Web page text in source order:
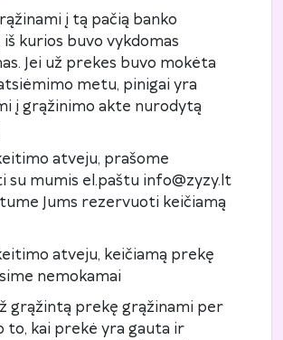
į tą pačią banko
iš kurios buvo vykdomas
Jei už prekes buvo mokėta
metu, pinigai yra
į grąžinimo akte nurodytą
atveju, prašome
su mumis el.paštu info@zyzy.lt
Jums rezervuoti keičiamą
atveju, keičiamą prekę
nemokamai
grąžintą prekę grąžinami per
to, kai prekė yra gauta ir